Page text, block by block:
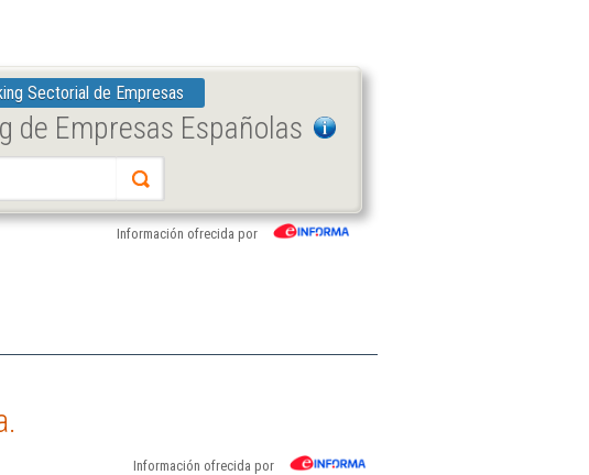
Sectorial de Empresas
de Empresas Españolas
Información ofrecida por
Información ofrecida por